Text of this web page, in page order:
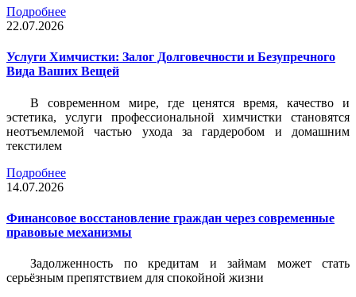
Подробнее
22.07.2026
Услуги Химчистки: Залог Долговечности и Безупречного
Вида Ваших Вещей
В современном мире, где ценятся время, качество и
эстетика, услуги профессиональной химчистки становятся
неотъемлемой частью ухода за гардеробом и домашним
текстилем
Подробнее
14.07.2026
Финансовое восстановление граждан через современные
правовые механизмы
Задолженность по кредитам и займам может стать
серьёзным препятствием для спокойной жизни